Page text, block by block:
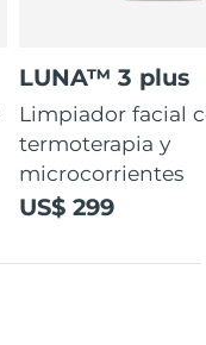
LUNA™ 3 plus
Limpiador facial
termoterapia y
microcorrientes
US$ 299